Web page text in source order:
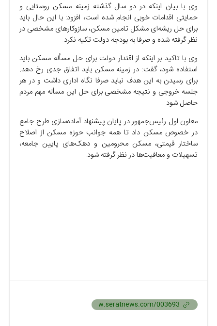
وی با بیان اینکه در دو سال گذشته زمینه مسکن روستایی و
حمایتی اقدامات خوبی انجام شده است، افزود: با این حال باید
برای حل ریشه‌ای مشکل تامین مسکن، سازوکار‌های مشخصی در
نظر گرفته شده و صرفا به بودجه دولت تکیه نکرد.
وی با تاکید بر اینکه از اقتدار دولت برای حل مسأله مسکن باید
استفاده شود، گفت: در زمینه مسکن باید اتفاق جدی رخ دهد.
برای رسیدن به این هدف نباید صرفا نگاه اداری داشت و در هر
جلسه خروجی و نتیجه مشخصی برای حل این مسأله مهم مردم
حاصل شود.
معاون اول رئیس‌جمهور در پایان پیشنهاد آماده‌سازی طرح جامع
در خصوص مسکن داد تا همه جوانب حوزه مسکن از اصلاح
ساختار قیمتی، مسکن محرومین و دهک‌های پایین جامعه،
تسهیلات و معافیت‌ها در نظر گرفته شود.